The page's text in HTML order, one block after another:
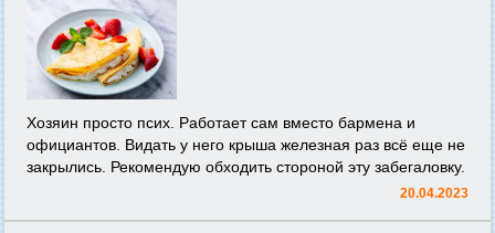
Хозяин просто псих. Работает сам вместо бармена и
официантов. Видать у него крыша железная раз всё еще не
закрылись. Рекомендую обходить стороной эту забегаловку.
20.04.2023